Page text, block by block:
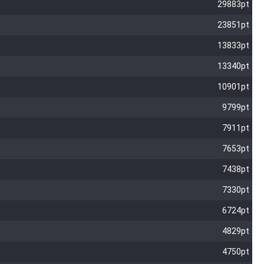
29883pt
23851pt
13833pt
13340pt
10901pt
9799pt
7911pt
7653pt
7438pt
7330pt
6724pt
4829pt
4750pt